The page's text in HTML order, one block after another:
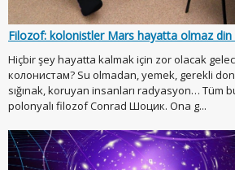
Filozof: kolonistler Mars hayatta olmaz
Hiçbir şey hayatta kalmak için zor olacak
колонистам? Su olmadan, yemek, gerekli
sığınak, koruyan insanları radyasyon… Tüm
polonyalı filozof Conrad Шоцик. Ona g...